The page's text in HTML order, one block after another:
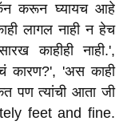
करून घ्यायच आहे
लागल नाही न हेच
काहीही नाही.',
कारण?', 'अस काही
पण त्यांची आता जी
feet and fine.